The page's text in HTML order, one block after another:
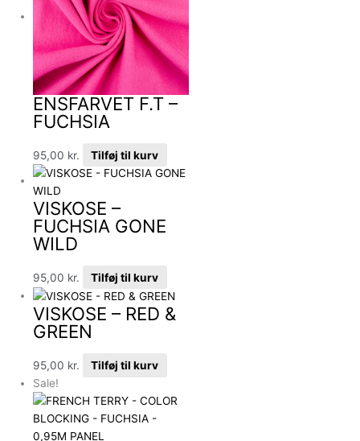
ENSFARVET F.T –
FUCHSIA
95,00 kr. Tilføj til kurv
VISKOSE –
FUCHSIA GONE
WILD
95,00 kr. Tilføj til kurv
VISKOSE – RED &
GREEN
95,00 kr.
Tilføj til kurv
Sale!